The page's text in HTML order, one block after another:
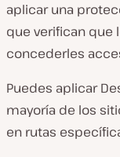
aplicar una
que verifican que
concederles
Puedes aplicar
mayoría de los
en rutas